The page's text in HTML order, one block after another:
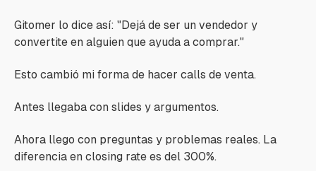
Gitomer lo dice así: "Dejá de ser un vendedor y
convertite en alguien que ayuda a comprar."
Esto cambió mi forma de hacer calls de venta.
Antes llegaba con slides y argumentos.
Ahora llego con preguntas y problemas reales. La
diferencia en closing rate es del 300%.